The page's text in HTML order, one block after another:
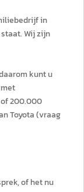
in
Wij zijn
kunt u
200.000
Toyota (vraag
of het nu